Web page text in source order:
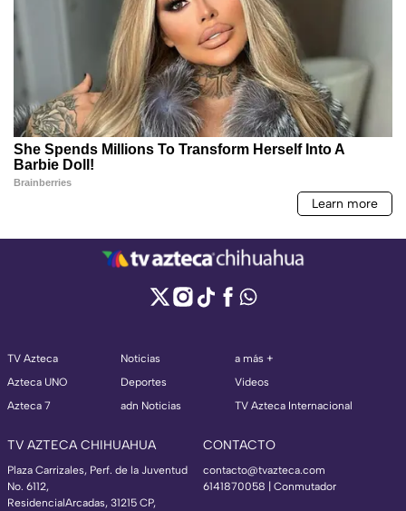
TV Azteca
Azteca UNO
Azteca 7
Noticias
Deportes
adn Noticias
a más +
Videos
TV Azteca Internacional
TV AZTECA CHIHUAHUA
Plaza Carrizales, Perf. de la Juventud
No. 6112,
ResidencialArcadas, 31215 CP,
CONTACTO
contacto@tvazteca.com
6141870058 | Conmutador